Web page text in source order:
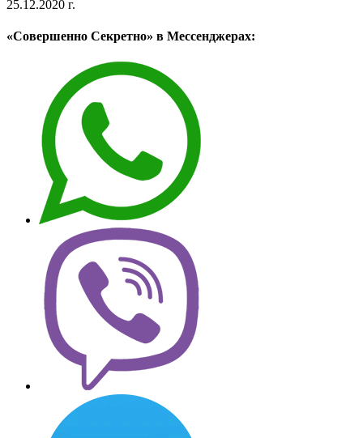
25.12.2020 г.
«Совершенно Секретно» в Мессенджерах: